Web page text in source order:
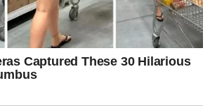
da dobije sve što je bilo njeno i bilo je
Počela je da gradi novi život, iako je bila
vremena, upoznala je novog muškarca,
njegovog života izazvalo osećanje ljutnje i
kako je vreme prolazilo, shvatio je